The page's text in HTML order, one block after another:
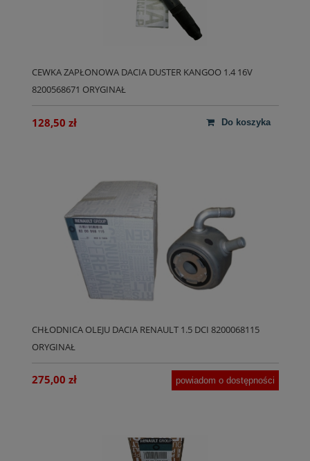
CEWKA ZAPŁONOWA DACIA DUSTER KANGOO 1.4 16V
8200568671 ORYGINAŁ
128,50 zł do koszyka
CHŁODNICA OLEJU DACIA RENAULT 1.5 DCI 8200068115
ORYGINAŁ
275,00 zł powiadom o dostępności